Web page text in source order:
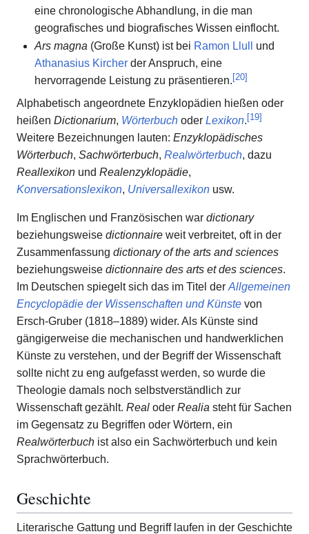
eine chronologische Abhandlung, in die man
geografisches und biografisches Wissen einflocht.
Ars magna (Große Kunst) ist bei Ramon Llull
und
Athanasius Kircherder Anspruch, eine
hervorragende Leistung zu präsentieren. [20]
Alphabetisch angeordnete Enzyklopädien hießen oder
heißen Dictionarium, Wörterbuch oder Lexikon. [19]
Weitere Bezeichnungen lauten: Enzyklopädisches
Wörterbuch, Sachwörterbuch, Realwörterbuch, dazu
Reallexikon und Realenzyklopädie,
Konversationslexikon, Universallexikon usw.
Im Englischen und Französischen war dictionary
beziehungsweise dictionnaire weit verbreitet, oft in der
Zusammenfassung dictionary of the arts and sciences
beziehungsweise dictionnaire des arts et des sciences.
Im Deutschen spiegelt sich das im Titel der Allgemeinen
Encyclopädie der Wissenschaften und Künste von
Ersch-Gruber (1818–1889) wider. Als Künste sind
gängigerweise die mechanischen und handwerklichen
Künste zu verstehen, und der Begriff der Wissenschaft
sollte nicht zu eng aufgefasst werden, so wurde die
Theologie damals noch selbstverständlich zur
Wissenschaft gezählt. Real oder Realia steht für Sachen
im Gegensatz zu Begriffen oder Wörtern, ein
Realwörterbuch ist also ein Sachwörterbuch und kein
Sprachwörterbuch.
Geschichte
Literarische Gattung und Begriff laufen in der Geschichte